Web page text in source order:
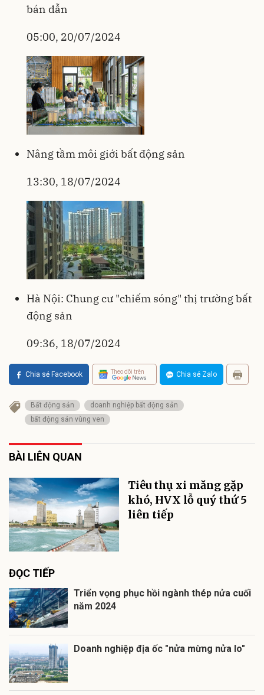
bán dẫn
05:00, 20/07/2024
Nâng tầm môi giới bất động sản
13:30, 18/07/2024
Hà Nội: Chung cư "chiếm sóng" thị trường bất
động sản
09:36, 18/07/2024
Chia sẻ Facebook Theo dõi trên Chia sẻ Zalo
Bất động sản
doanh nghiệp bất động sản
bất động sản vùng ven
BÀI LIÊN QUAN
Tiêu thụ xi măng gặp
khó, HVX lỗ quý thứ 5
liên tiếp
ĐỌC TIẾP
Triển vọng phục hồi ngành thép nửa cuối
năm 2024
Doanh nghiệp địa ốc "nửa mừng nửa lo"